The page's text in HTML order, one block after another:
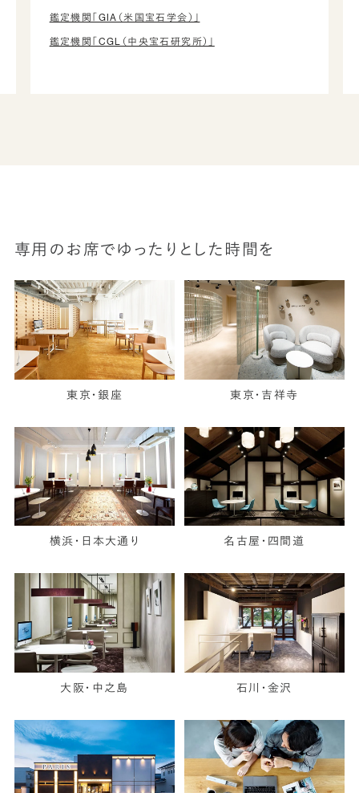
鑑定機関「GIA（米国宝石学会）」
鑑定機関「CGL（中央宝石研究所）」
専用のお席でゆったりとした時間を
東京・銀座 東京・吉祥寺
横浜・日本大通り 名古屋・四間道
大阪・中之島 石川・金沢